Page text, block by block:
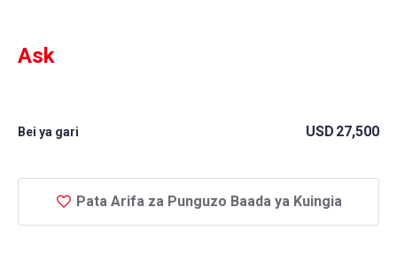
Ask
Bei ya gari USD 27,500
Pata Arifa za Punguzo Baada ya Kuingia